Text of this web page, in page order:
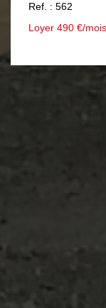
coin cuisine,
lingerie. Chauffage individuel électrique par le sol. Eau
froide
Honoraires à la
d'honoraires d'état des lieux
DISPONIBLE LE
Ref. : 562
Loyer 490 €/mois